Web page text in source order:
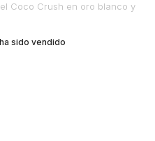
Coco Crush en oro blanco y
sido vendido